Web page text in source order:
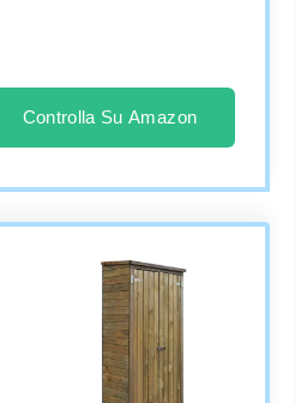
Controlla Su Amazon